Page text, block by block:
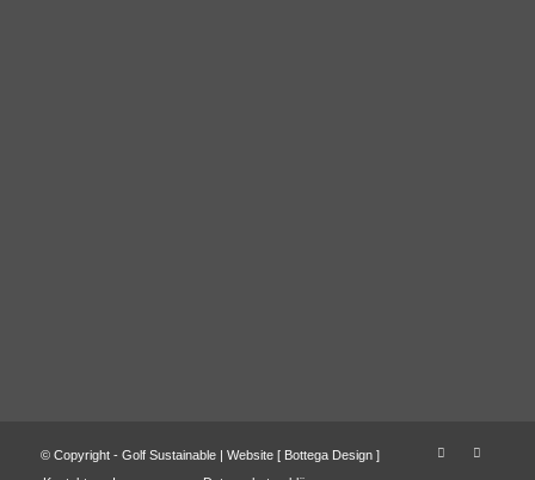
© Copyright - Golf Sustainable | Website [ Bottega Design]